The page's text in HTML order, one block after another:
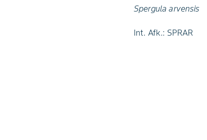
Spergula arvensis
Int. Afk.: SPRAR